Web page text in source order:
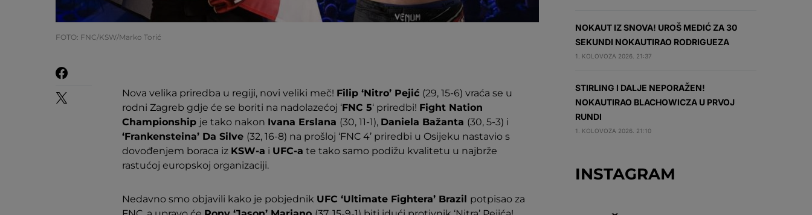
FOTO: FNC/KSW/Marko Torić
Nova velika priredba u regiji, novi veliki meč! Filip ‘Nitro’ Pejić (29, 15-6) vraća se u
rodni Zagreb gdje će se boriti na nadolazećoj ‘FNC 5‘ priredbi! Fight Nation
Championship je tako nakon Ivana Erslana (30, 11-1), Daniela Bažanta (30, 5-3) i
‘Frankensteina’ Da Silve (32, 16-8) na prošloj ‘FNC 4’ priredbi u Osijeku nastavio s
dovođenjem boraca iz KSW-a i UFC-a te tako samo podižu kvalitetu u najbrže
rastućoj europskoj organizaciji.
Nedavno smo objavili kako je pobjednik UFC ‘Ultimate Fightera’ Brazil potpisao za
NOKAUT IZ SNOVA! UROŠ MEDIĆ ZA 30
SEKUNDI NOKAUTIRAO RODRIGUEZA
1. KOLOVOZA 2026. 21:37
STIRLING I DALJE NEPORAŽEN!
NOKAUTIRAO BLACHOWICZA U PRVOJ
RUNDI
1. KOLOVOZA 2026. 21:10
INSTAGRAM